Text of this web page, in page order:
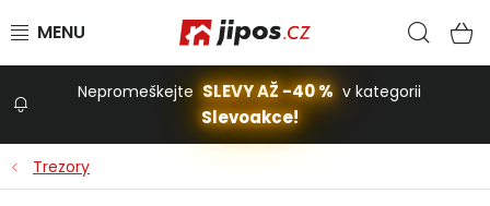
Nepromeškejte SLEVY AŽ -40 % v kategorii
Slevoakce!
Trezory